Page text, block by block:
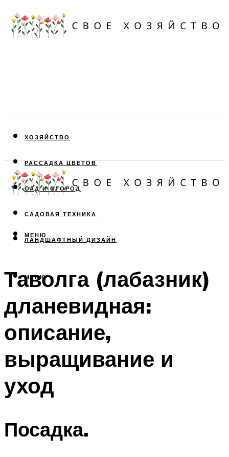
ХОЗЯЙСТВО
РАССАДКА ЦВЕТОВ
САД И ОГОРОД
САДОВАЯ ТЕХНИКА
ЛАНДШАФТНЫЙ ДИЗАЙН
МЕНЮ
МЕНЮ
Таволга (лабазник)
дланевидная:
описание,
выращивание и
уход
Посадка.